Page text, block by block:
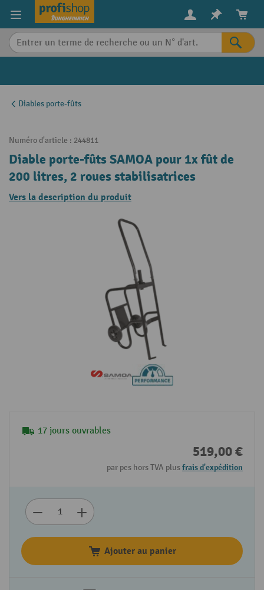
content
Diables porte-fûts
Numéro d'article : 244811
Diable porte-fûts SAMOA pour 1x fût de
200 litres, 2 roues stabilisatrices
Vers la description du produit
17 jours ouvrables
519,00 €
par pcs hors TVA plusfrais d'expédition
Ajouter au panier